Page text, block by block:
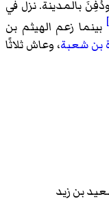
ودُفِنَ بالمدينة. نزل في
بينما زعم الهيثم بن
بن شعبة، وعاش ثلاثًا
بن زيد